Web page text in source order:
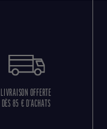
LIVRAISON OFFERTE
DÈS 85 € D'ACHATS